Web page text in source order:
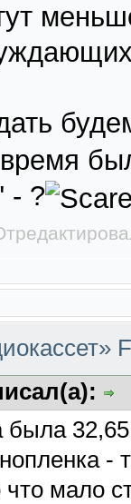
- ?
была
-
что мало